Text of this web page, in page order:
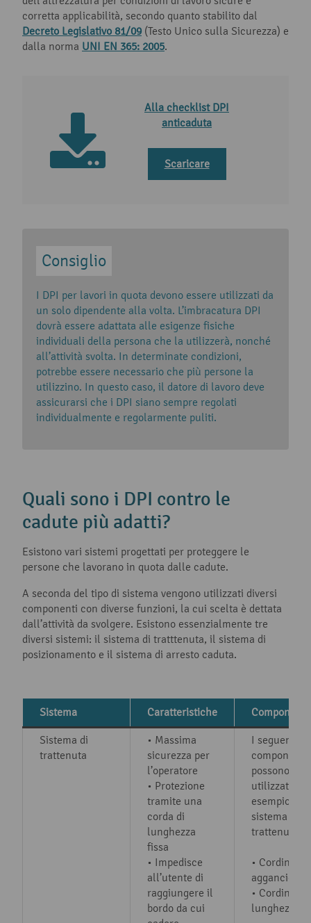
corretta applicabilità, secondo quanto stabilito dal
Decreto Legislativo 81/09 (Testo Unico sulla Sicurezza) e
dalla norma UNI EN 365: 2005.
Alla checklist DPI
anticaduta
Scaricare
I DPI per lavori in quota devono essere utilizzati da
un solo dipendente alla volta. L’imbracatura DPI
dovrà essere adattata alle esigenze fisiche
individuali della persona che la utilizzerà, nonché
all’attività svolta. In determinate condizioni,
potrebbe essere necessario che più persone la
utilizzino. In questo caso, il datore di lavoro deve
assicurarsi che i DPI siano sempre regolati
individualmente e regolarmente puliti.
Quali sono i DPI contro le
cadute più adatti?
Esistono vari sistemi progettati per proteggere le
persone che lavorano in quota dalle cadute.
A seconda del tipo di sistema vengono utilizzati diversi
componenti con diverse funzioni, la cui scelta è dettata
dall’attività da svolgere. Esistono essenzialmente tre
diversi sistemi: il sistema di tratttenuta, il sistema di
posizionamento e il sistema di arresto caduta.
Sistema Caratteristiche Componenti
Sistema di
trattenuta
• Massima
sicurezza per
l’operatore
• Protezione
tramite una
corda di
lunghezza
fissa
• Impedisce
all’utente di
raggiungere il
bordo da cui
I seguenti
componenti
possono
utilizzati, ad
esempio, in
sistema di
trattenuta:
• Cordino di
aggancio
• Cordino a
lunghezza